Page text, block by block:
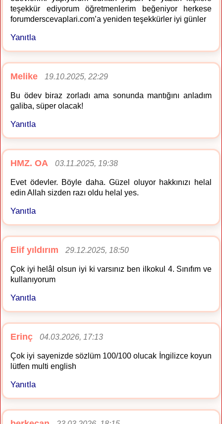
teşekkür ediyorum öğretmenlerim beğeniyor herkese
forumderscevaplari.com’a yeniden teşekkürler iyi günler
Yanıtla
Melike 19.10.2025, 22:29
Bu ödev biraz zorladı ama sonunda mantığını anladım
galiba, süper olacak!
Yanıtla
HMZ. OA 03.11.2025, 19:38
Evet ödevler. Böyle daha. Güzel oluyor hakkınızı helal
edin Allah sizden razı oldu helal yes.
Yanıtla
Elif yıldırım 29.12.2025, 18:50
Çok iyi helâl olsun iyi ki varsınız ben ilkokul 4. Sınıfım ve
kullanıyorum
Yanıtla
Erinç 04.03.2026, 17:13
Çok iyi sayenizde sözlüm 100/100 olucak İngilizce koyun
lütfen multi english
Yanıtla